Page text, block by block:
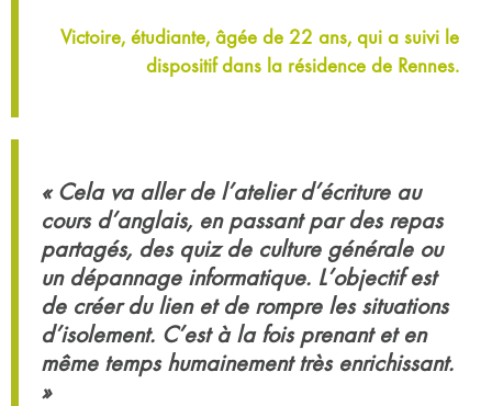
Victoire, étudiante, âgée de 22 ans, qui a suivi le
dispositif dans la résidence de Rennes.
« Cela va aller de l’atelier d’écriture au
cours d’anglais, en passant par des repas
partagés, des quiz de culture générale ou
un dépannage informatique. L’objectif est
de créer du lien et de rompre les situations
d’isolement. C’est à la fois prenant et en
même temps humainement très enrichissant.
»